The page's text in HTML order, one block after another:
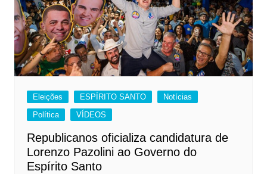
Eleições ESPÍRITO SANTO
Notícias
Política
VÍDEOS
Republicanos oficializa candidatura de
Lorenzo Pazolini ao Governo do
Espírito Santo